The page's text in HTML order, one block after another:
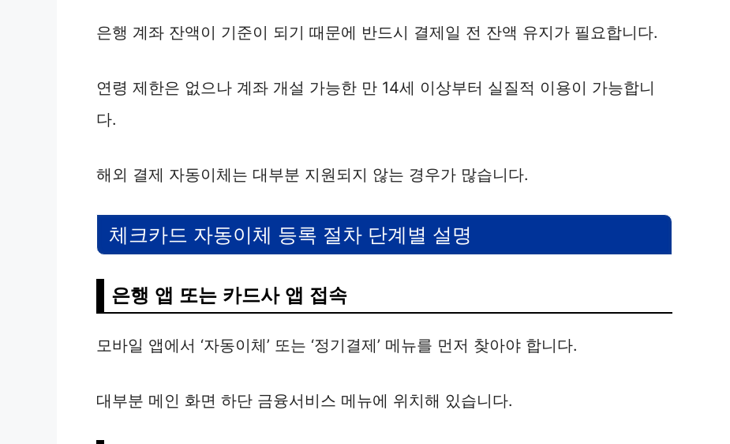
은행 계좌 잔액이 기준이 되기 때문에 반드시 결제일 전 잔액 유지가 필요합니다.
연령 제한은 없으나 계좌 개설 가능한 만 14세 이상부터 실질적 이용이 가능합니
다.
해외 결제 자동이체는 대부분 지원되지 않는 경우가 많습니다.
체크카드 자동이체 등록 절차 단계별 설명
은행 앱 또는 카드사 앱 접속
모바일 앱에서 ‘자동이체’ 또는 ‘정기결제’ 메뉴를 먼저 찾아야 합니다.
대부분 메인 화면 하단 금융서비스 메뉴에 위치해 있습니다.